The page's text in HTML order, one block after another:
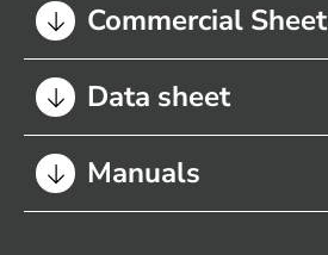
Commercial Sheet
Data sheet
Manuals